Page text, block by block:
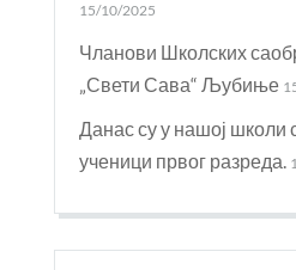
15/10/2025
Чланови Школских
„Свети Сава“ Љубиње
Данас су у нашој школи
ученици првог разреда.